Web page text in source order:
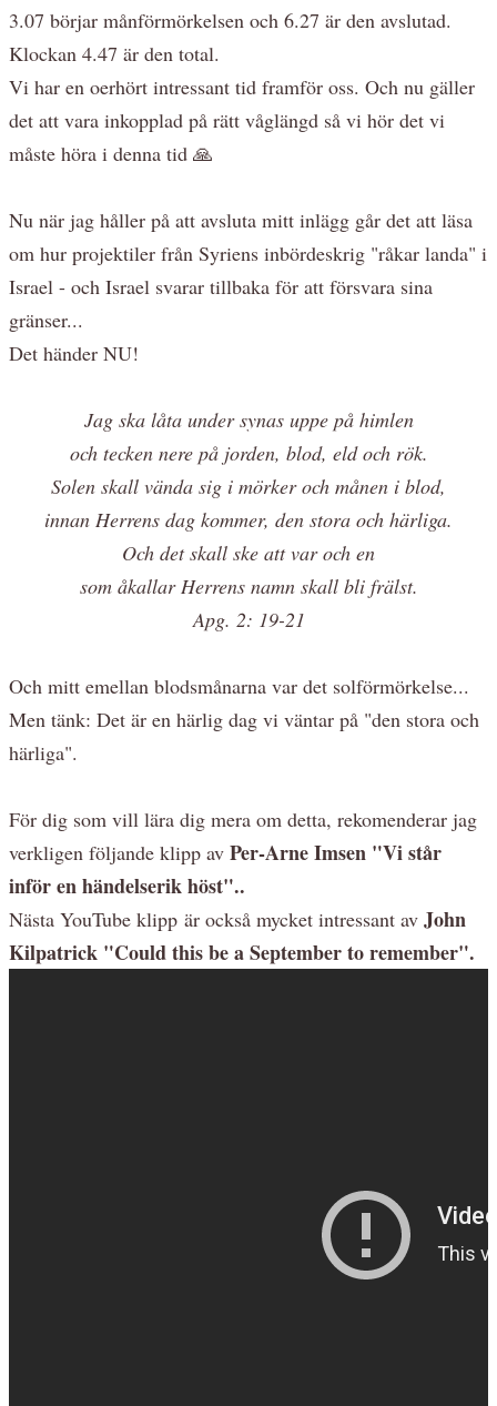
3.07 börjar månförmörkelsen och 6.27 är den avslutad.
Klockan 4.47 är den total.
Vi har en oerhört intressant tid framför oss. Och nu gäller
det att vara inkopplad på rätt våglängd så vi hör det vi
måste höra i denna tid 🙏
Nu när jag håller på att avsluta mitt inlägg går det att läsa
om hur projektiler från Syriens inbördeskrig "råkar landa" i
Israel - och Israel svarar tillbaka för att försvara sina
gränser...
Det händer NU!
Jag ska låta under synas uppe på himlen
och tecken nere på jorden, blod, eld och rök.
Solen skall vända sig i mörker och månen i blod,
innan Herrens dag kommer, den stora och härliga.
Och det skall ske att var och en
som åkallar Herrens namn skall bli frälst.
Apg. 2: 19-21
Och mitt emellan blodsmånarna var det solförmörkelse...
Men tänk: Det är en härlig dag vi väntar på "den stora och
härliga".
För dig som vill lära dig mera om detta, rekomenderar jag
verkligen följande klipp av Per-Arne Imsen "Vi står
inför en händelserik höst"..
Nästa YouTube klipp är också mycket intressant av John
Kilpatrick "Could this be a September to remember".